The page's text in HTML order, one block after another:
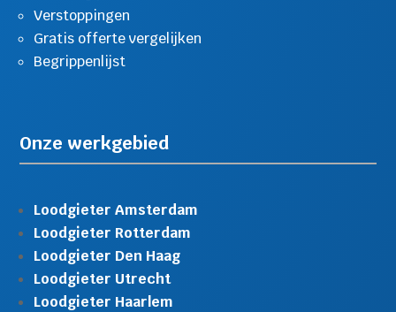
Verstoppingen
Gratis offerte vergelijken
Begrippenlijst
Onze werkgebied
Loodgieter Amsterdam
Loodgieter Rotterdam
Loodgieter Den Haag
Loodgieter Utrecht
Loodgieter Haarlem